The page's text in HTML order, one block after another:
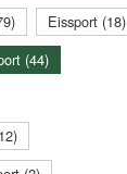
Eissport (18)
(44)